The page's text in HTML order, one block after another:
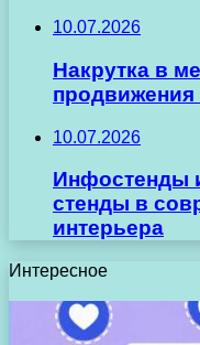
10.07.2026
Накрутка в
10.07.2026
Инфостенды
стенды в
интерьера
Интересное